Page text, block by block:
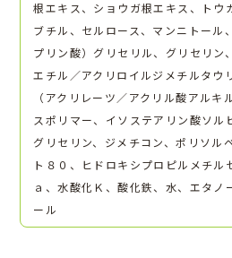
根エキス、ショウガ根エキス、トウ
ブチル、セルロース、マンニトール
プリン酸）グリセリル、グリセリン
エチル／アクリロイルジメチルタウ
（アクリレーツ／アクリル酸アルキ
スポリマー、イソステアリン酸ソル
グリセリン、ジメチコン、ポリソル
ト８０、ヒドロキシプロピルメチル
ａ、水酸化Ｋ、酸化鉄、水、エタノ
ール